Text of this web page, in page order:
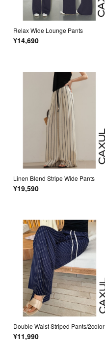
Relax Wide Lounge Pants
¥14,690
Linen Blend Stripe Wide Pants
¥19,590
Double Waist Striped Pants/2color
¥11,990